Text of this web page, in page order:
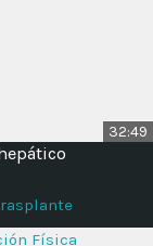
32:49